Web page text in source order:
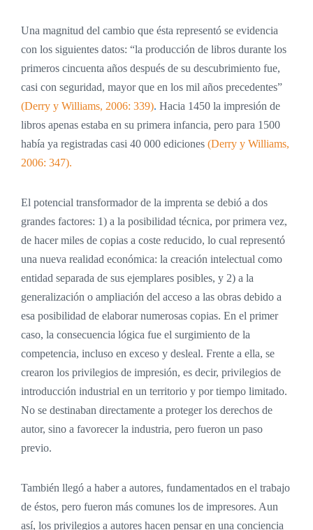
Una magnitud del cambio que ésta representó se evidencia
con los siguientes datos: “la producción de libros durante los
primeros cincuenta años después de su descubrimiento fue,
casi con seguridad, mayor que en los mil años precedentes”
(Derry y Williams, 2006: 339). Hacia 1450 la impresión de
libros apenas estaba en su primera infancia, pero para 1500
había ya registradas casi 40 000 ediciones (Derry y Williams,
2006: 347).
El potencial transformador de la imprenta se debió a dos
grandes factores: 1) a la posibilidad técnica, por primera vez,
de hacer miles de copias a coste reducido, lo cual representó
una nueva realidad económica: la creación intelectual como
entidad separada de sus ejemplares posibles, y 2) a la
generalización o ampliación del acceso a las obras debido a
esa posibilidad de elaborar numerosas copias. En el primer
caso, la consecuencia lógica fue el surgimiento de la
competencia, incluso en exceso y desleal. Frente a ella, se
crearon los privilegios de impresión, es decir, privilegios de
introducción industrial en un territorio y por tiempo limitado.
No se destinaban directamente a proteger los derechos de
autor, sino a favorecer la industria, pero fueron un paso
previo.
También llegó a haber a autores, fundamentados en el trabajo
de éstos, pero fueron más comunes los de impresores. Aun
así, los privilegios a autores hacen pensar en una conciencia